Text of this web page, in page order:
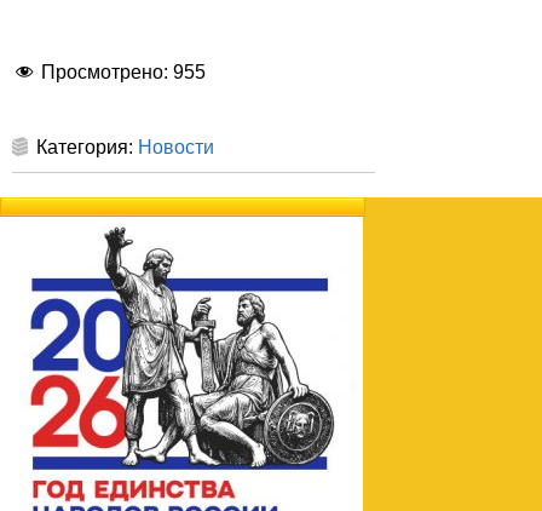
Просмотрено: 955
Категория: Новости